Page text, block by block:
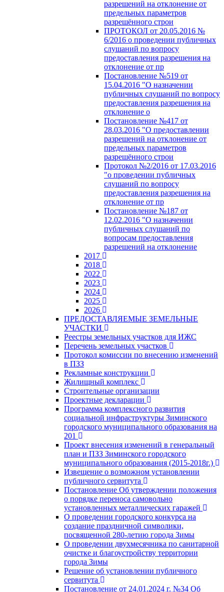
разрешений на отклонение от
предельных параметров
разрешённого строи
ПРОТОКОЛ от 20.05.2016 №
6/2016 о проведении публичных
слушаний по вопросу
предоставления разрешения на
отклонение от пр
Постановление №519 от
15.04.2016 "О назначении
публичных слушаний по вопросу
предоставления разрешения на
отклонение о
Постановление №417 от
28.03.2016 "О предоставлении
разрешений на отклонение от
предельных параметров
разрешённого строи
Протокол №2/2016 от 17.03.2016
"о проведении публичных
слушаний по вопросу
предоставления разрешения на
отклонение от пр
Постановление №187 от
12.02.2016 "О назначении
публичных слушаний по
вопросам предоставления
разрешений на отклонение
2017
2018
2022
2023
2024
2025
2026
ПРЕДОСТАВЛЯЕМЫЕ ЗЕМЕЛЬНЫЕ
УЧАСТКИ
Реестры земельных участков для ИЖС
Перечень земельных участков
Протокол комиссии по внесению изменений
в ПЗЗ
Рекламные конструкции
Жилищный комплекс
Строительные организации
Проектные декларации
Программа комплексного развития
социальной инфраструктуры Зиминского
городского муниципального образования на
201
Проект внесения изменений в генеральный
план и ПЗЗ Зиминского городского
муниципального образования (2015-2018г.)
Извещение о возможном установлении
публичного сервитута
Постановление Об утверждении положения
о порядке переноса самовольно
установленных металлических гаражей
О проведении городского конкурса на
создание праздничной символики,
посвященной 280-летию города Зимы
О проведении двухмесячника по санитарной
очистке и благоустройству территории
города Зимы
Решение об установлении публичного
сервитута
Постановление от 24.01.2024 г. №34 Об